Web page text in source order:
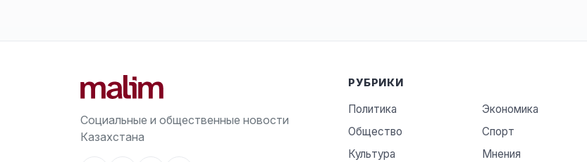
Социальные и общественные новости
Казахстана
РУБРИКИ
Политика
Экономика
Общество
Спорт
Культура
Мнения